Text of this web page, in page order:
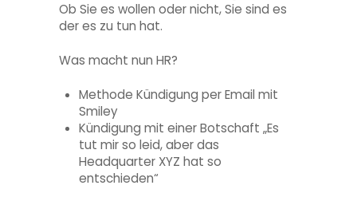
Ob Sie es wollen oder nicht, Sie sind es
der es zu tun hat.
Was macht nun HR?
Methode Kündigung per Email mit
Smiley
Kündigung mit einer Botschaft „Es
tut mir so leid, aber das
Headquarter XYZ hat so
entschieden“